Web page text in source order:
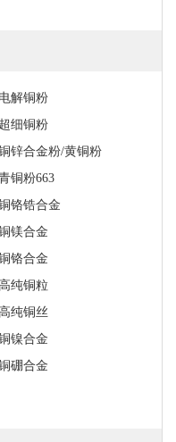
解铜粉
细铜粉
锌合金粉/黄铜粉
铜粉663
铬锆合金
镁合金
铬合金
纯铜粒
纯铜丝
镍合金
硼合金